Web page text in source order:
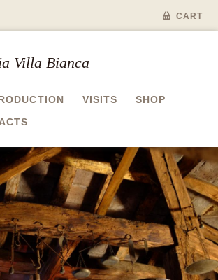
CART
Villa Bianca
VISITS
SHOP